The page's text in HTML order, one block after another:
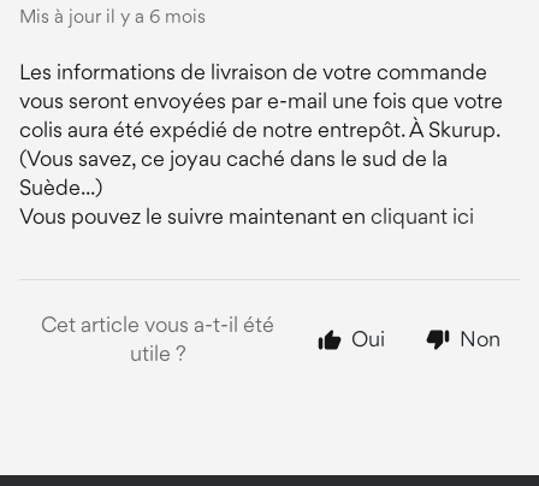
Mis à jour il y a 6 mois
Les informations de livraison de votre commande
vous seront envoyées par e-mail une fois que votre
colis aura été expédié de notre entrepôt. À Skurup.
(Vous savez, ce joyau caché dans le sud de la
Suède...)
Vous pouvez le suivre maintenant en cliquant ici
Cet article vous a-t-il été
utile ?
Oui Non